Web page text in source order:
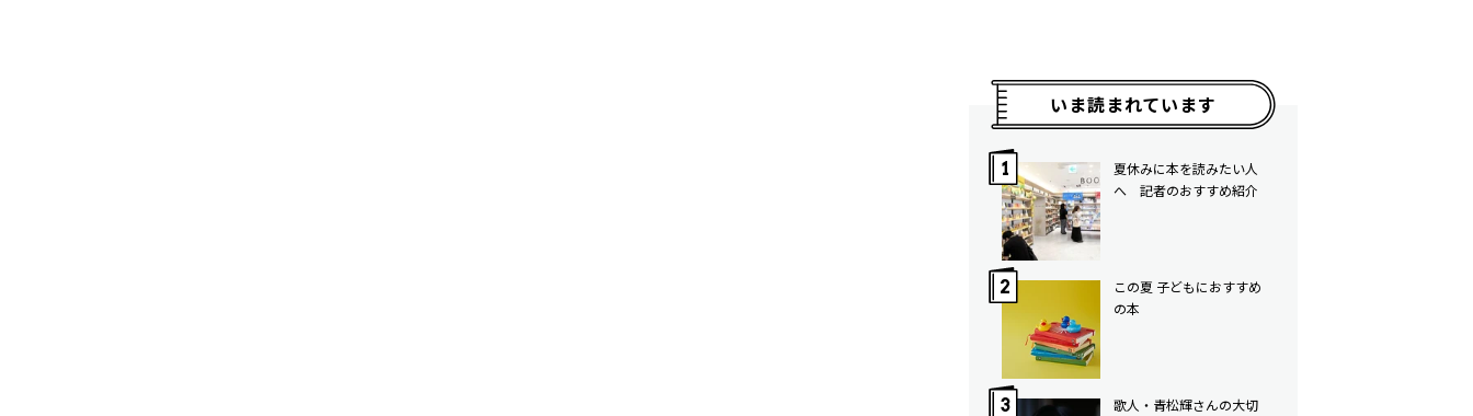
いま読まれています
夏休みに本を読みたい人
へ 記者のおすすめ紹介
この夏 子どもにおすすめ
の本
歌人・青松輝さんの大切